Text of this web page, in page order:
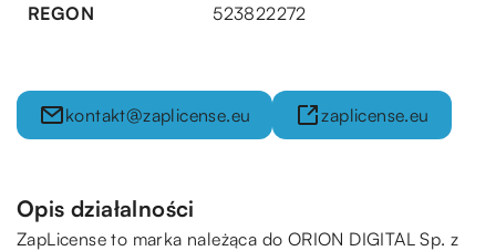
REGON 523822272
kontakt@zaplicense.eu zaplicense.eu
Opis działalności
ZapLicense to marka należąca do ORION DIGITAL Sp. z